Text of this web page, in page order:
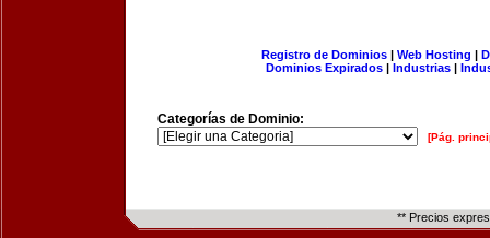
Registro de Dominios| Web Hosting |
Dominios Expirados | Industrias |
Categorías de Dominio:
[Pág.
** Precios